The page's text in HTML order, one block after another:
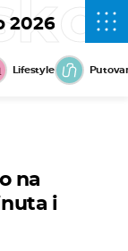
2026
Lifestyle
na
i